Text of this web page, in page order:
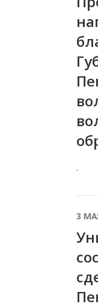
.
3